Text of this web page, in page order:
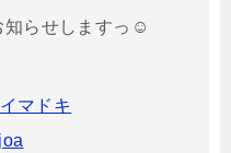
知らせしますっ☺︎
マドキ